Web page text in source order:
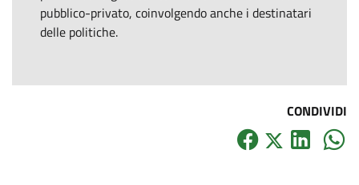
pubblico-privato, coinvolgendo anche i destinatari
delle politiche.
CONDIVIDI